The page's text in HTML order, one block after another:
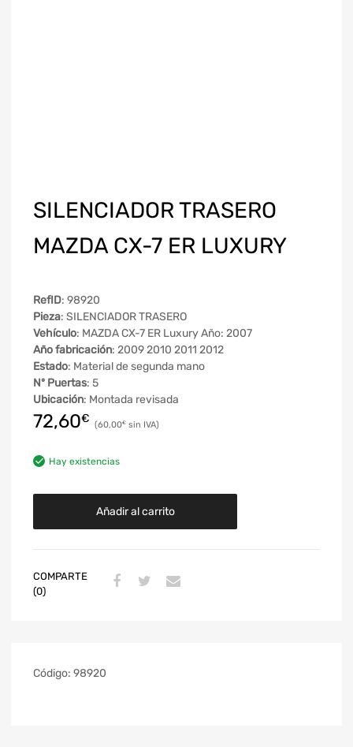
SILENCIADOR TRASERO
MAZDA CX-7 ER LUXURY
RefID: 98920
Pieza: SILENCIADOR TRASERO
Vehículo: MAZDA CX-7 ER Luxury Año: 2007
Año fabricación: 2009 2010 2011 2012
Estado: Material de segunda mano
Nº Puertas: 5
Ubicación: Montada revisada
72,60€ 60,00€
Hay existencias
Añadir al carrito
COMPARTE
(0)
Código: 98920